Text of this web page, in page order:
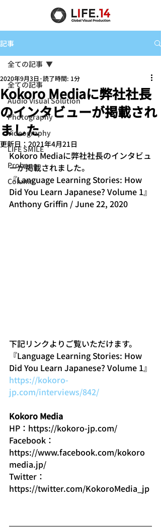
記事
全ての記事
Audio Visual Solution
Photography
Videography
LIFE SMILE
Probono
Column
全ての記事
Kokoro Mediaに弊社社長
のインタビューが掲載され
ました
2020年9月3日 読了時間: 1分
更新日： 2021年4月21日
Kokoro Mediaに弊社社長のインタビュ
ーが掲載されました。
『Language Learning Stories: How
Did You Learn Japanese? Volume 1』
Anthony Griffin / June 22, 2020
下記リンクよりご覧いただけます。
『Language Learning Stories: How
Did You Learn Japanese? Volume 1』
https://kokoro-
jp.com/interviews/842/
Kokoro Media
HP： https://kokoro-jp.com/
Facebook：
https://www.facebook.com/kokoro
media.jp/
Twitter：
https://twitter.com/KokoroMedia_jp